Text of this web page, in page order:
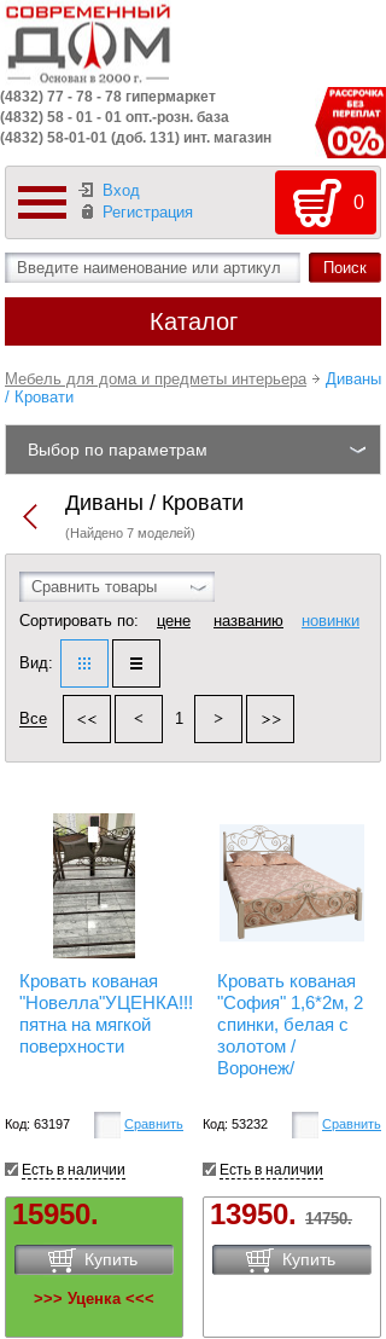
(4832) 77 - 78 - 78 гипермаркет
(4832) 58 - 01 - 01 опт.-розн. база
(4832) 58-01-01 (доб. 131) инт. магазин
Вход
Регистрация
0
Каталог
Мебель для дома и предметы интерьера
Диваны
/ Кровати
Выбор по параметрам
Диваны / Кровати
(Найдено 7 моделей)
Сравнить товары
Сортировать по:
цене названию новинки
Вид:
Все 1
Кровать кованая
"Новелла"УЦЕНКА!!!
пятна на мягкой
поверхности
Код: 63197 Сравнить
Есть в наличии
15950.
Купить
>>> Уценка <<<
Кровать кованая
"София" 1,6*2м, 2
спинки, белая с
золотом /
Воронеж/
Код: 53232 Сравнить
Есть в наличии
13950. 14750.
Купить